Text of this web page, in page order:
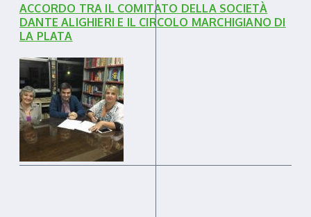
ACCORDO TRA IL COMITATO DELLA SOCIETÀ
DANTE ALIGHIERI E IL CIRCOLO MARCHIGIANO DI
LA PLATA